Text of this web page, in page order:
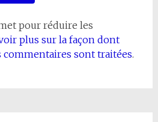
pour réduire les
plus sur la façon dont
commentaires sont traitées.